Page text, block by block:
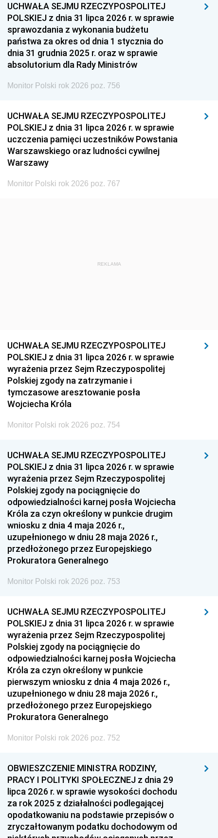
1954 1953 1952
1951 1950
1948 1947 1946
1939 1938
UCHWAŁA SEJMU RZECZYPOSPOLITEJ
POLSKIEJ z dnia 31 lipca 2026 r. w sprawie
sprawozdania z wykonania budżetu
państwa za okres od dnia 1 stycznia do
dnia 31 grudnia 2025 r. oraz w sprawie
absolutorium dla Rady Ministrów
Monitor Polski rok 2026 poz. 756
UCHWAŁA SEJMU RZECZYPOSPOLITEJ
POLSKIEJ z dnia 31 lipca 2026 r. w sprawie
uczczenia pamięci uczestników Powstania
Warszawskiego oraz ludności cywilnej
Warszawy
Monitor Polski rok 2026 poz. 767
REKLAMA
UCHWAŁA SEJMU RZECZYPOSPOLITEJ
POLSKIEJ z dnia 31 lipca 2026 r. w sprawie
wyrażenia przez Sejm Rzeczypospolitej
Polskiej zgody na zatrzymanie i
tymczasowe aresztowanie posła
Wojciecha Króla
Monitor Polski rok 2026 poz. 754
UCHWAŁA SEJMU RZECZYPOSPOLITEJ
POLSKIEJ z dnia 31 lipca 2026 r. w sprawie
wyrażenia przez Sejm Rzeczypospolitej
Polskiej zgody na pociągnięcie do
odpowiedzialności karnej posła Wojciecha
Króla za czyn określony w punkcie drugim
wniosku z dnia 4 maja 2026 r.,
uzupełnionego w dniu 28 maja 2026 r.,
przedłożonego przez Europejskiego
Prokuratora Generalnego
Monitor Polski rok 2026 poz. 753
UCHWAŁA SEJMU RZECZYPOSPOLITEJ
POLSKIEJ z dnia 31 lipca 2026 r. w sprawie
wyrażenia przez Sejm Rzeczypospolitej
Polskiej zgody na pociągnięcie do
odpowiedzialności karnej posła Wojciecha
Króla za czyn określony w punkcie
pierwszym wniosku z dnia 4 maja 2026 r.,
uzupełnionego w dniu 28 maja 2026 r.,
przedłożonego przez Europejskiego
Prokuratora Generalnego
Monitor Polski rok 2026 poz. 752
OBWIESZCZENIE MINISTRA RODZINY,
PRACY I POLITYKI SPOŁECZNEJ z dnia 29
lipca 2026 r. w sprawie wysokości dochodu
za rok 2025 z działalności podlegającej
opodatkowaniu na podstawie przepisów o
zryczałtowanym podatku dochodowym od